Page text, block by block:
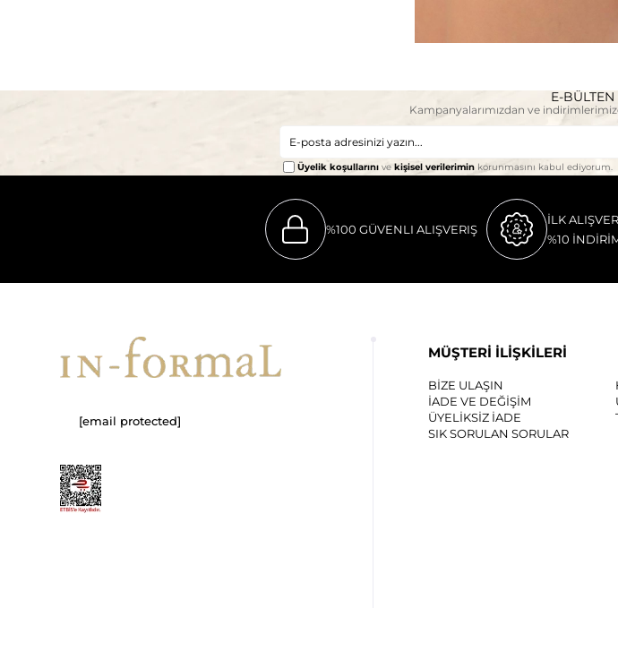
E-BÜLTEN
Kampanyalarımızdan ve
Üyelik koşullarını ve kişisel verilerimin korunmasını kabul ediyorum.
%100 GÜVENLI ALIŞVERIŞ
İLK
%10
[email protected]
MÜŞTERİ İLİŞKİLERİ
BİZE ULAŞIN
İADE VE DEĞİŞİM
ÜYELİKSİZ İADE
SIK SORULAN SORULAR